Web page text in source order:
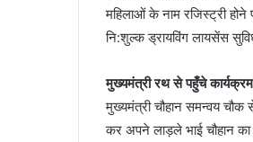
महिलाओं के नाम रजिस्ट्री
नि:शुल्क ड्रायविंग लायसेंस
मुख्यमंत्री रथ से पहुँचे
मुख्यमंत्री चौहान समन्वय चौक
कर अपने लाड़ले भाई चौहान का